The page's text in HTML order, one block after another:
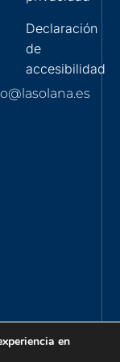
Declaración
de
accesibilidad
en